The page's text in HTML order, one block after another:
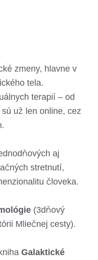
zmeny, hlavne v
tela.
terapií – od
už len online, cez
aj
stretnutí,
človeka.
(3dňový
Mliečnej cesty).
Galaktické